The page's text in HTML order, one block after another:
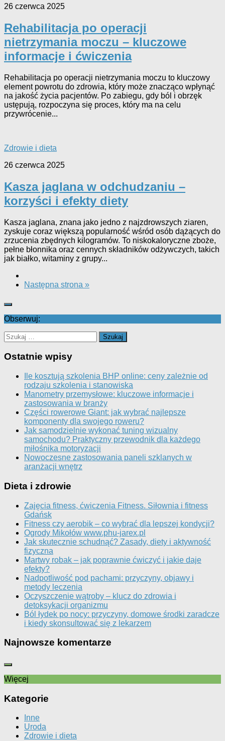
26 czerwca 2025
Rehabilitacja po operacji
nietrzymania moczu – kluczowe
informacje i ćwiczenia
Rehabilitacja po operacji nietrzymania moczu to kluczowy
element powrotu do zdrowia, który może znacząco wpłynąć
na jakość życia pacjentów. Po zabiegu, gdy ból i obrzęk
ustępują, rozpoczyna się proces, który ma na celu
przywrócenie...
Zdrowie i dieta
26 czerwca 2025
Kasza jaglana w odchudzaniu –
korzyści i efekty diety
Kasza jaglana, znana jako jedno z najzdrowszych ziaren,
zyskuje coraz większą popularność wśród osób dążących do
zrzucenia zbędnych kilogramów. To niskokaloryczne zboże,
pełne błonnika oraz cennych składników odżywczych, takich
jak białko, witaminy z grupy...
Następna strona »
Obserwuj:
Szukaj:
Ostatnie wpisy
Ile kosztują szkolenia BHP online: ceny zależnie od
rodzaju szkolenia i stanowiska
Manometry przemysłowe: kluczowe informacje i
zastosowania w branży
Części rowerowe Giant: jak wybrać najlepsze
komponenty dla swojego roweru?
Jak samodzielnie wykonać tuning wizualny
samochodu? Praktyczny przewodnik dla każdego
miłośnika motoryzacji
Nowoczesne zastosowania paneli szklanych w
aranżacji wnętrz
Dieta i zdrowie
Zajęcia fitness, ćwiczenia Fitness. Siłownia i fitness
Gdańsk
Fitness czy aerobik – co wybrać dla lepszej kondycji?
Ogrody Mikołów www.phu-jarex.pl
Jak skutecznie schudnąć? Zasady, diety i aktywność
fizyczna
Martwy robak – jak poprawnie ćwiczyć i jakie daje
efekty?
Nadpotliwość pod pachami: przyczyny, objawy i
metody leczenia
Oczyszczenie wątroby – klucz do zdrowia i
detoksykacji organizmu
Ból łydek po nocy: przyczyny, domowe środki zaradcze
i kiedy skonsultować się z lekarzem
Najnowsze komentarze
Więcej
Kategorie
Inne
Uroda
Zdrowie i dieta